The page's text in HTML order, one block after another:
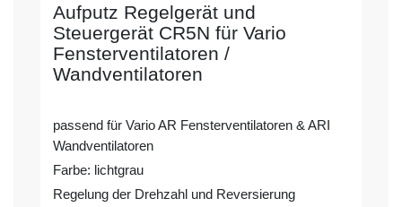
Aufputz Regelgerät und
Steuergerät CR5N für Vario
Fensterventilatoren /
Wandventilatoren
passend für Vario AR Fensterventilatoren & ARI
Wandventilatoren
Farbe: lichtgrau
Regelung der Drehzahl und Reversierung